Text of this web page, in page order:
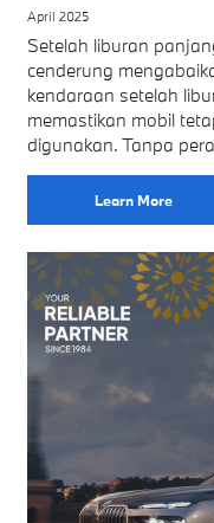
April 2025
Setelah liburan
cenderung
kendaraan setelah
memastikan mobil
digunakan. Tanpa
Learn More